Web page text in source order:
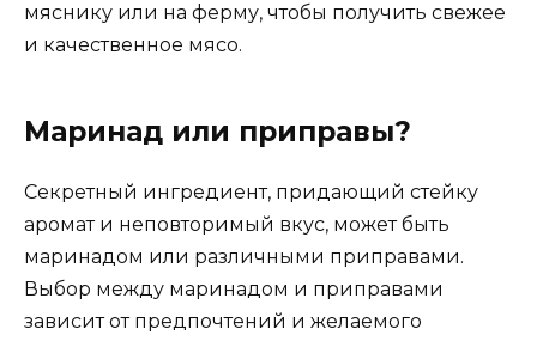
мяснику или на ферму, чтобы получить свежее
и качественное мясо.
Маринад или приправы?
Секретный ингредиент, придающий стейку
аромат и неповторимый вкус, может быть
маринадом или различными приправами.
Выбор между маринадом и приправами
зависит от предпочтений и желаемого